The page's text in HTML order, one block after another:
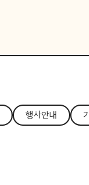
행사안내